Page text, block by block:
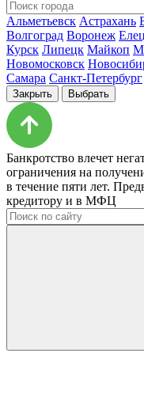
Альметьевск Астрахань
Волгоград Воронеж Елец
Курск Липецк Майкоп
Новомосковск
Самара Санкт-Петербург
Закрыть Выбрать
Банкротство влечет
ограничения на
в течение пяти лет.
кредитору и в МФЦ